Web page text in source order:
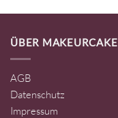
ÜBER MAKEURCAKE
AGB
Datenschutz
Impressum